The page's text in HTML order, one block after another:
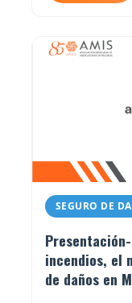
SEGURO DE
incendios, el
de daños en